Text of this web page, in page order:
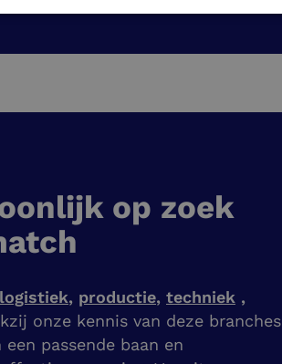
op zoek
logistiek, productie, techniek ,
onze kennis van deze branches
passende baan en